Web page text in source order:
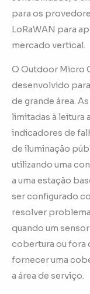
para os
LoRaWAN para
mercado vertical.
O Outdoor Micro
desenvolvido
de grande área.
limitadas à leitura
indicadores de
de iluminação
utilizando uma
a uma estação
ser configurado
resolver
quando um
cobertura ou fora
fornecer uma
a área de serviço.